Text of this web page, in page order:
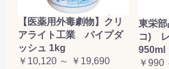
【医薬用外毒劇物】クリ
アライト工業 パイプダ
ッシュ 1kg
￥10,120 ～ ￥19,690
東栄
コ)
950ml
￥990